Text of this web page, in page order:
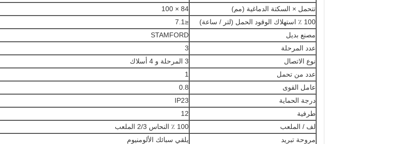
تتحمل × السكتة الدماغية (مم)
84 × 100
100 ٪ استهلاك الوقود الحمل (لتر / ساعة)
≤7.1
مصنع بديل
STAMFORD
عدد المرحلة
3
نوع الاتصال
3 المرحلة و 4 أسلاك
عدد من تحمل
1
عامل القوى
0.8
درجة الحماية
IP23
طرفية
12
لف / الملعب
100 ٪ النحاس 2/3 الملعب
مروحة تبريد
يلقي سبائك الألومنيوم